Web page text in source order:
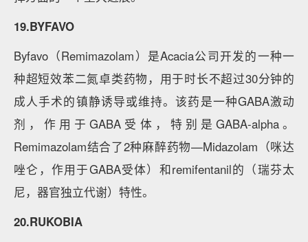
19.BYFAVO
Byfavo（Remimazolam）是Acacia公司开发的一种一
种超短效苯二氮卓类药物，用于时长不超过30分钟的
成人手术的镇静诱导或维持。该药是一种GABA激动
剂，作用于GABA受体，特别是GABA-alpha。
Remimazolam结合了2种麻醉药物—Midazolam（咪达
唑仑，作用于GABA受体）和remifentanil的（瑞芬太
尼，器官独立代谢）特性。
20.RUKOBIA